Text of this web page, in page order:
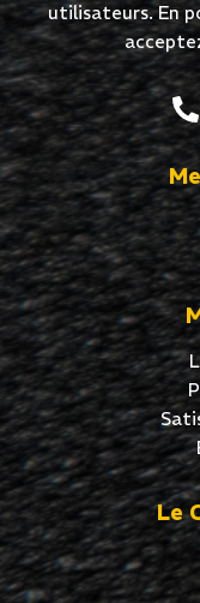
utilisateurs. En
Le